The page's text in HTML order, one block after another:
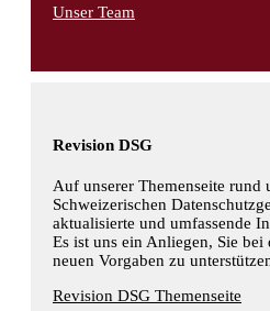
Unser Team
Revision DSG
Auf unserer Themenseite rund
Schweizerischen
aktualisierte und umfassende
Es ist uns ein Anliegen, Sie
neuen Vorgaben zu
Revision DSG Themenseite